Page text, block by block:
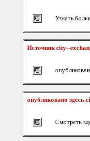
Узнать
Источник city--
опубликовано здесь
Смотреть